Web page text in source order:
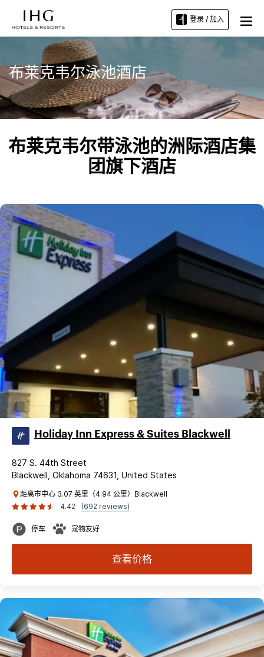
登录 / 加入
布莱克韦尔泳池酒店
布莱克韦尔带泳池的洲际酒店集
团旗下酒店
Holiday Inn Express & Suites Blackwell
827 S. 44th Street
Blackwell, Oklahoma 74631, United States
距离市中心 3.07 英里（4.94 公里）Blackwell
4.42
(692 reviews)
停车 宠物友好
查看价格